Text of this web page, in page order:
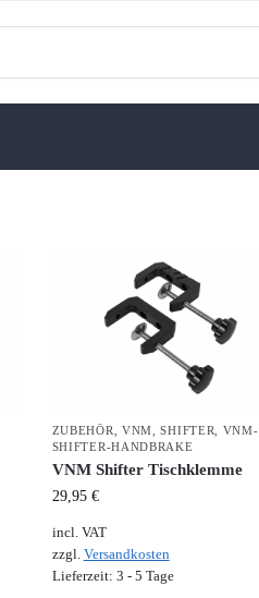
ZUBEHÖR, VNM,SHIFTER, VNM-
SHIFTER-HANDBRAKE
VNM Shifter Tischklemme
29,95 €
incl. VAT
zzgl. Versandkosten
Lieferzeit: 3 - 5 Tage